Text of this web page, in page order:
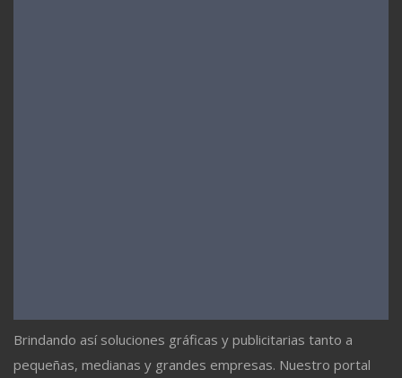
Brindando así soluciones gráficas y publicitarias tanto a
pequeñas, medianas y grandes empresas. Nuestro portal